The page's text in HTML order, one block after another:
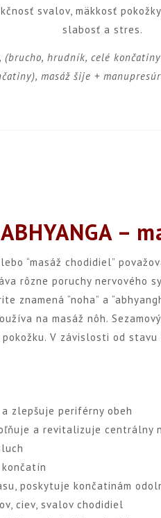
svalov, mäkkosť
slabosť a stres.
(brucho, hrudník, celé
masáž šije +
–
alebo “masáž chodidiel”
rôzne poruchy nervového
znamená “noha” a
na masáž nôh.
V závislosti od
zlepšuje periférny obeh
a revitalizuje centrálny
poskytuje končatinám
ciev, svalov chodidiel